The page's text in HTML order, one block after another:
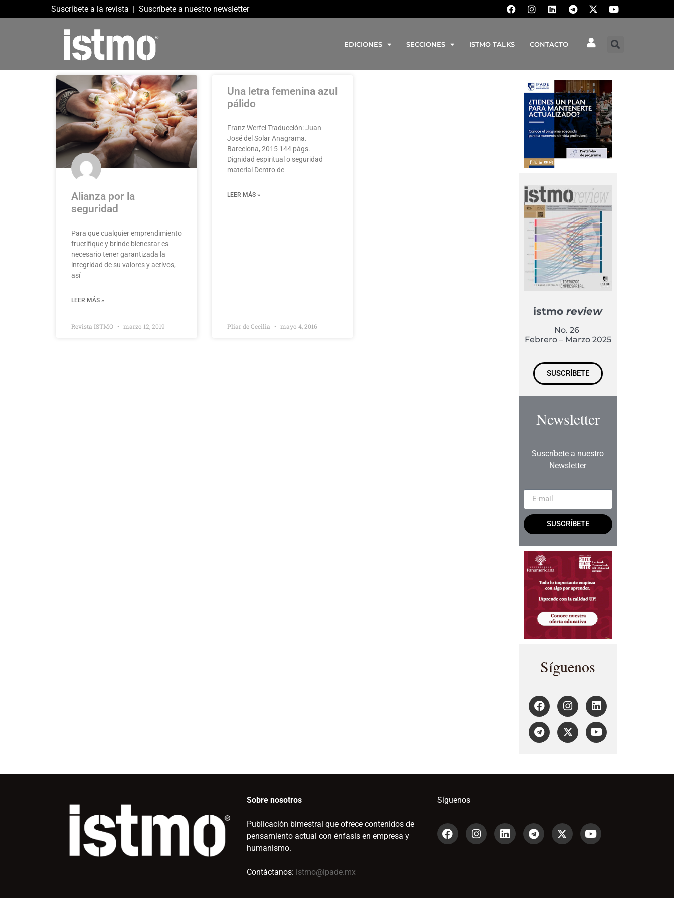
Suscríbete a la revista | Suscríbete a nuestro newsletter
EDICIONES SECCIONES ISTMO TALKS CONTACTO
Alianza por la
seguridad
Para que cualquier emprendimiento
fructifique y brinde bienestar es
necesario tener garantizada la
integridad de su valores y activos,
así
LEER MÁS »
Revista ISTMO marzo 12, 2019
Una letra femenina azul
pálido
Franz Werfel Traducción: Juan
José del Solar Anagrama.
Barcelona, 2015 144 págs.
Dignidad espiritual o seguridad
material Dentro de
LEER MÁS »
Pliar de Cecilia mayo 4, 2016
istmoreview
No. 26
Febrero – Marzo 2025
SUSCRÍBETE
Newsletter
Suscríbete a nuestro
Newsletter
SUSCRÍBETE
Síguenos
Sobre nosotros
Publicación bimestral que ofrece contenidos de
pensamiento actual con énfasis en empresa y
humanismo.
Contáctanos: istmo@ipade.mx
Síguenos